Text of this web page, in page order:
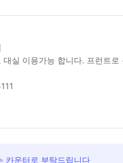
대실 이용가능 합니다. 프런트로
카운터로 부탁드립니다